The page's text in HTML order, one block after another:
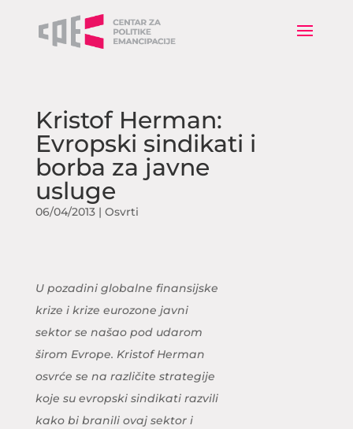
Kristof Herman:
Evropski sindikati i
borba za javne
usluge
06/04/2013| Osvrti
U pozadini globalne finansijske
krize i krize eurozone javni
sektor se našao pod udarom
širom Evrope. Kristof Herman
osvrće se na različite strategije
koje su evropski sindikati razvili
kako bi branili ovaj sektor i